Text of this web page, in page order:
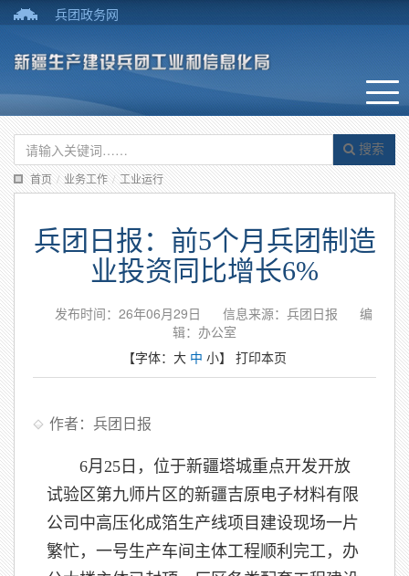
兵团政务网
搜索
首页 / 业务工作 / 工业运行
兵团日报：前5个月兵团制造
业投资同比增长6%
发布时间：26年06月29日 信息来源：兵团日报
编
辑：办公室
【字体： 大 中 小】 打印本页
作者：兵团日报
6月25日，位于新疆塔城重点开发开放
试验区第九师片区的新疆吉原电子材料有限
公司中高压化成箔生产线项目建设现场一片
繁忙，一号生产车间主体工程顺利完工，办